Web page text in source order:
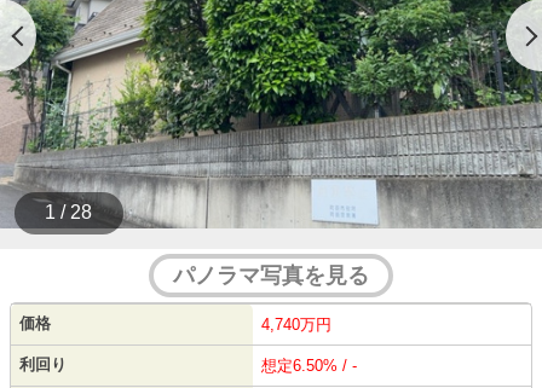
1 / 28
パノラマ写真を見る
価格 4,740万円
利回り 想定6.50% / -